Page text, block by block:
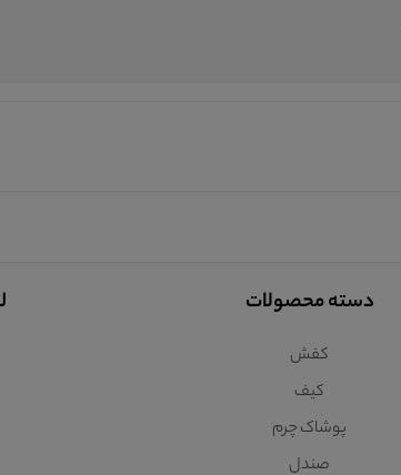
دسته محصولات
کفش
کیف
پوشاک چرم
صندل